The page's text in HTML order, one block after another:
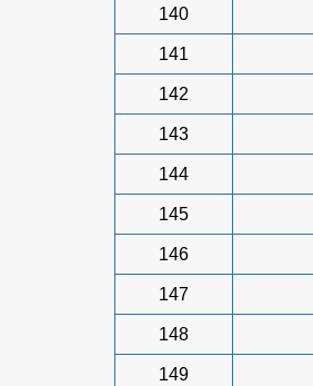
140
141
142
143
144
145
146
147
148
149